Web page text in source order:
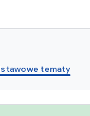
tematy